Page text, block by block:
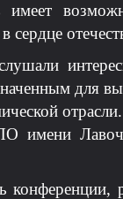
имеет
сердце
для
имени